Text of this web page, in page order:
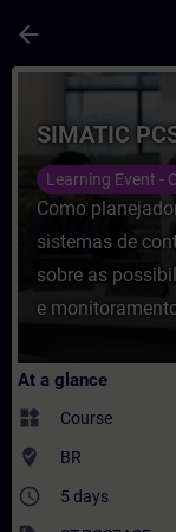
arrow_back
Course -
SIMATIC
Learning Event -
Como
sistemas de
sobre as
e
At a glance
widgets Course
where_to_vote BR
access_time 5 days